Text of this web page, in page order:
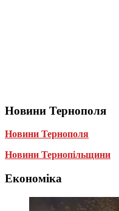
Новини Тернополя
Новини Тернополя
Новини Тернопільщини
Економіка